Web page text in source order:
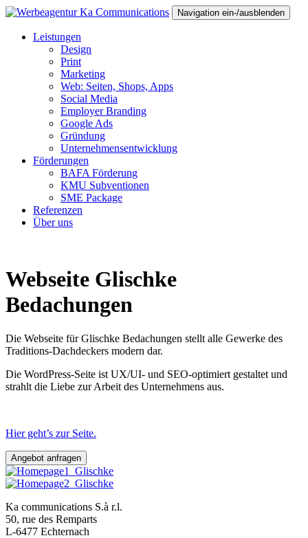
Navigation ein-/ausblenden
Leistungen
Design
Print
Marketing
Web: Seiten, Shops, Apps
Social Media
Employer Branding
Google Ads
Gründung
Unternehmensentwicklung
Förderungen
BAFA Förderung
KMU Subventionen
SME Package
Referenzen
Über uns
Webseite Glischke
Bedachungen
Die Webseite für Glischke Bedachungen stellt alle Gewerke des
Traditions-Dachdeckers modern dar.
Die WordPress-Seite ist UX/UI- und SEO-optimiert gestaltet und
strahlt die Liebe zur Arbeit des Unternehmens aus.
Hier geht’s zur Seite.
Angebot anfragen
Ka communications S.à r.l.
50, rue des Remparts
L-6477 Echternach